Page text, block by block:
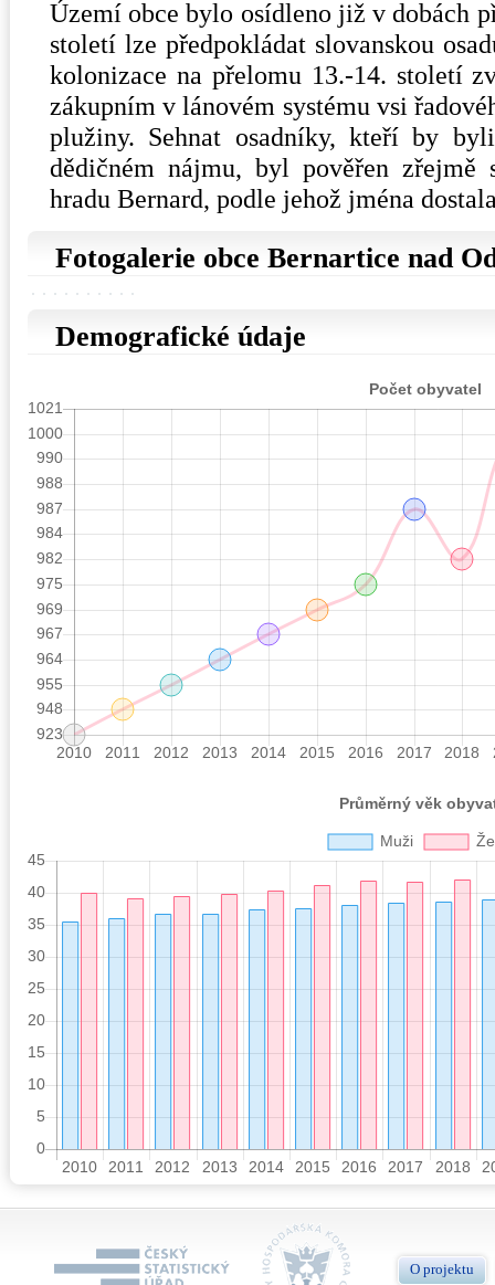
Území obce bylo osídleno již v dobách
století lze předpokládat slovanskou
kolonizace na přelomu 13.-14. století
zákupním v lánovém systému vsi
plužiny. Sehnat osadníky, kteří by
dědičném nájmu, byl pověřen zřejmě
hradu Bernard, podle jehož jména
Fotogalerie obce Bernartice nad
Demografické údaje
O projektu